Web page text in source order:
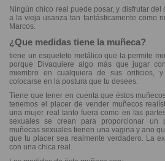
Ningún chico real puede posar, y disfrutar
a la vieja usanza tan fantásticamente como
Marcos.
¿Que medidas tiene la muñeca?
tiene un esqueleto metálico que la permite
porque Divaquiere algo más que jugar
miembro en cualquiera de sus orificios,
colocarse en la postura que tu desees.
Tiene que tener en cuenta que éstos
tenemos el placer de vender muñecos
una mujer real tanto fuera como en las
sexuales se crean para proporcionar un
muñecas sexuales tienen una vagina y ano
que tu placer sea realmente verdadero. La
con una chica real.